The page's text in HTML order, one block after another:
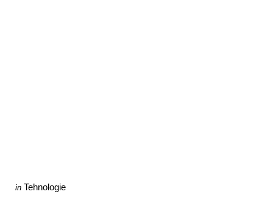
Categories
Posted
in Tehnologie